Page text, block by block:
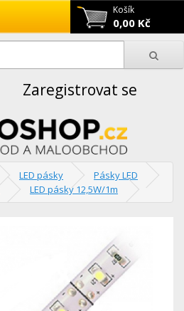
Košík
0,00 Kč
Zaregistrovat se
LED pásky
Pásky LED
LED pásky 12,5W/1m